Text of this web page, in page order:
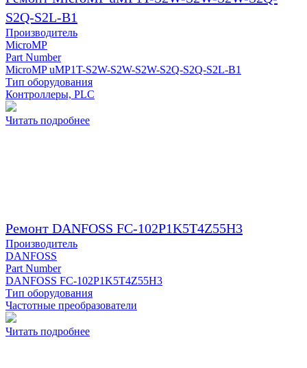
S2Q-S2L-B1
Производитель
MicroMP
Part Number
MicroMP uMP1T-S2W-S2W-S2W-S2Q-S2Q-S2L-B1
Тип оборудования
Контроллеры, PLC
Читать подробнее
Ремонт DANFOSS FC-102P1K5T4Z55H3
Производитель
DANFOSS
Part Number
DANFOSS FC-102P1K5T4Z55H3
Тип оборудования
Частотные преобразователи
Читать подробнее